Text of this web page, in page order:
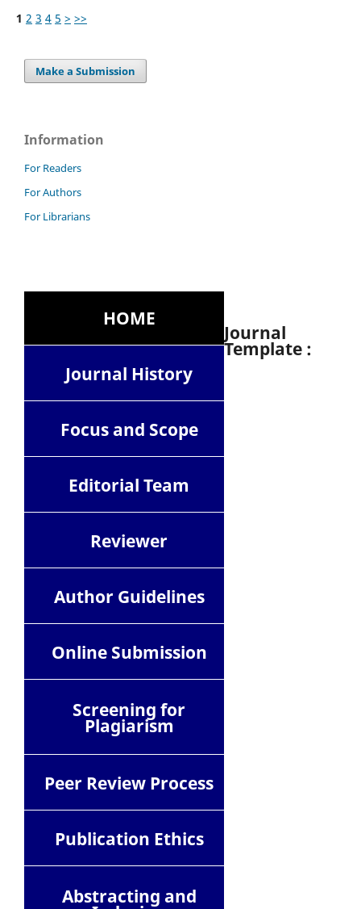
1 2 3 4 5 > >>
Make a Submission
Information
For Readers
For Authors
For Librarians
HOME
Journal History
Focus and Scope
Editorial Team
Reviewer
Author Guidelines
Online Submission
Screening for
Plagiarism
Peer Review Process
Publication Ethics
Abstracting and
Journal
Template :